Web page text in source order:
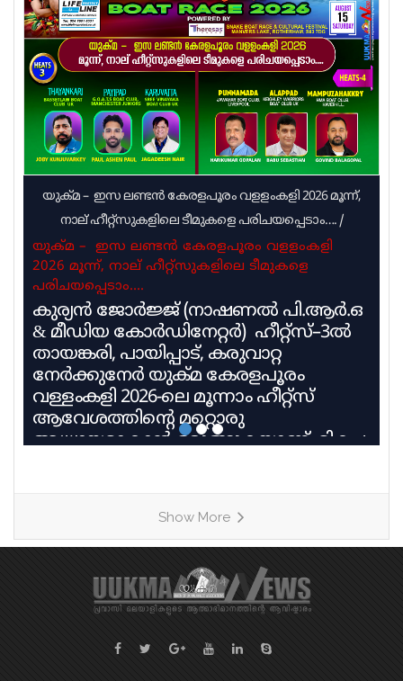
വിശദീകരണം. യുഡിഎഫ് സര്‍ക്കാരും പ്രമോഷന്‍
നടത്തുന്ന നടപടിക്രമം പൂര്‍ത്തിയാക്കിയിട്ടില്ല.
ഇതുമായി ബന്ധപ്പെട്ട നടപടി
പുരോഗമിക്കുന്നുവെന്നാണ് വിദ്യാഭ്യാസ വകുപ്പില്‍
നിന്ന് ലഭിക്കുന്ന വിവരം
യുക്മ – ഇസ ലണ്ടൻ കേരളപൂരം വളളംകളി 2026 മൂന്ന്,
നാല് ഹീറ്റ്സുകളിലെ ടീമുകളെ പരിചയപ്പെടാം…. /
യുക്മ – ഇസ ലണ്ടൻ കേരളപൂരം വളളംകളി
2026 മൂന്ന്, നാല് ഹീറ്റ്സുകളിലെ ടീമുകളെ
പരിചയപ്പെടാം….
കുര്യൻ ജോർജ്ജ് (നാഷണൽ പി.ആർ.ഒ
& മീഡിയ കോർഡിനേറ്റർ) ഹീറ്റ്സ്–3ൽ
തായങ്കരി, പായിപ്പാട്, കരുവാറ്റ
നേർക്കുനേർ യുക്മ കേരളപൂരം
വള്ളംകളി 2026-ലെ മൂന്നാം ഹീറ്റ്സ്
ആവേശത്തിന്റെ മറ്റൊരു
അധ്യായമാകാൻ ഒരുങ്ങുകയാണ്. മികച്ച
ടീമുകളാണ് ഹീറ്റ്സ്–3ൽ നേർക്കുനേർ
എത്തുന്നത്. തായങ്കരി, പായിപ്പാട്,
കരുവാറ്റ എന്നീ ചരിത്രപ്രസിദ്ധമായ
ചുണ്ടൻവള്ളങ്ങളുടെ പേരിലാണ്
യുകെയിലെ പ്രമുഖ ബോട്ട് ക്ലബ്ബുകൾ
ശക്തി തെളിയിക്കാൻ എത്തുന്നത്.
ബാസറ്റ്ലോ
Show More